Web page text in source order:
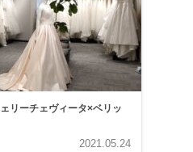
リーチェヴィータ×ベリッ
2021.05.24